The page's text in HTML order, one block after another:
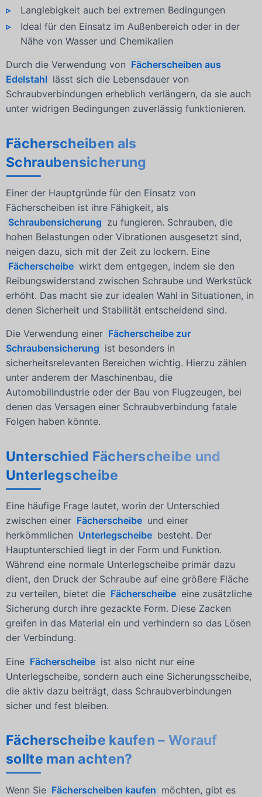
Langlebigkeit auch bei extremen Bedingungen
Ideal für den Einsatz im Außenbereich oder in der
Nähe von Wasser und Chemikalien
Durch die Verwendung von Fächerscheiben aus
Edelstahl lässt sich die Lebensdauer von
Schraubverbindungen erheblich verlängern, da sie auch
unter widrigen Bedingungen zuverlässig funktionieren.
Fächerscheiben als
Schraubensicherung
Einer der Hauptgründe für den Einsatz von
Fächerscheiben ist ihre Fähigkeit, als
Schraubensicherung zu fungieren. Schrauben, die
hohen Belastungen oder Vibrationen ausgesetzt sind,
neigen dazu, sich mit der Zeit zu lockern. Eine
Fächerscheibe wirkt dem entgegen, indem sie den
Reibungswiderstand zwischen Schraube und Werkstück
erhöht. Das macht sie zur idealen Wahl in Situationen, in
denen Sicherheit und Stabilität entscheidend sind.
Die Verwendung einer Fächerscheibe zur
Schraubensicherung ist besonders in
sicherheitsrelevanten Bereichen wichtig. Hierzu zählen
unter anderem der Maschinenbau, die
Automobilindustrie oder der Bau von Flugzeugen, bei
denen das Versagen einer Schraubverbindung fatale
Folgen haben könnte.
Unterschied Fächerscheibe und
Unterlegscheibe
Eine häufige Frage lautet, worin der Unterschied
zwischen einer Fächerscheibe und einer
herkömmlichen Unterlegscheibe besteht. Der
Hauptunterschied liegt in der Form und Funktion.
Während eine normale Unterlegscheibe primär dazu
dient, den Druck der Schraube auf eine größere Fläche
zu verteilen, bietet die Fächerscheibe eine zusätzliche
Sicherung durch ihre gezackte Form. Diese Zacken
greifen in das Material ein und verhindern so das Lösen
der Verbindung.
Eine Fächerscheibe ist also nicht nur eine
Unterlegscheibe, sondern auch eine Sicherungsscheibe,
die aktiv dazu beiträgt, dass Schraubverbindungen
sicher und fest bleiben.
Fächerscheibe kaufen – Worauf
sollte man achten?
Wenn Sie Fächerscheiben kaufen möchten, gibt es